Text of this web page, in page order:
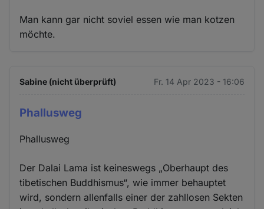
Man kann gar nicht soviel essen wie man kotzen
möchte.
Sabine (nicht überprüft) Fr. 14 Apr 2023 - 16:06
Phallusweg
Phallusweg
Der Dalai Lama ist keineswegs „Oberhaupt des
tibetischen Buddhismus“, wie immer behauptet
wird, sondern allenfalls einer der zahllosen Sekten